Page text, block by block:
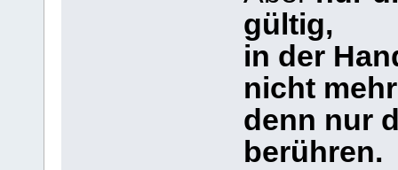
gültig,
in der
nicht
denn nur
berühren.